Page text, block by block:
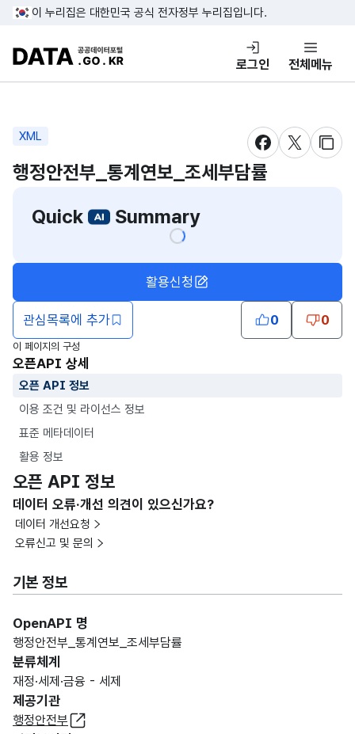
콘텐츠 바로가기
푸터 바로가기
이 누리집은 대한민국 공식 전자정부 누리집입니다.
DATA.GO.KR 공공데이터포털
로그인 전체메뉴
XML
새창 열림새창 열림
새창
행정안전부_통계연보_조세부담률
Quick
Summary
관심목록에 추가
활용신청
0 0
이 페이지의 구성
오픈API 상세
오픈 API 정보
이용 조건 및 라이선스 정보
표준 메타데이터
활용 정보
오픈 API 정보
데이터 오류·개선 의견이 있으신가요?
데이터 개선요청
오류신고 및 문의
기본 정보
OpenAPI 명
행정안전부_통계연보_조세부담률
분류체계
재정·세제·금융 - 세제
제공기관
행정안전부